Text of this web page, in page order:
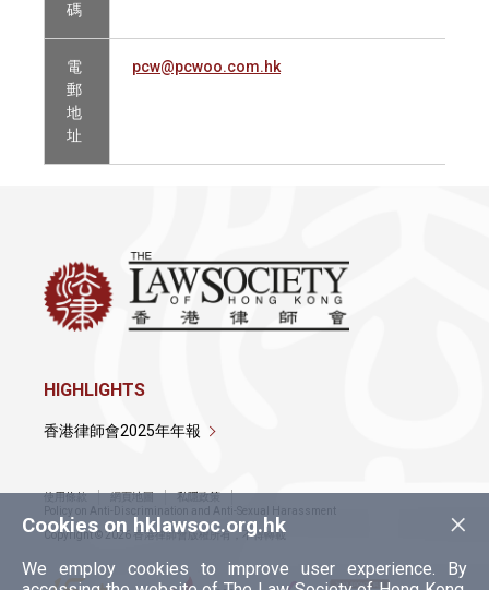
碼
電
郵
地
址
pcw@pcwoo.com.hk
×
Cookies on hklawsoc.org.hk
We employ cookies to improve user experience. By
HIGHLIGHTS
香港律師會2025年年報
使用條款 網頁地圖
私隱政策
Policy on Anti-Discrimination and Anti-Sexual Harassment
Copyright © 2026 香港律師會版權所有，不得轉載